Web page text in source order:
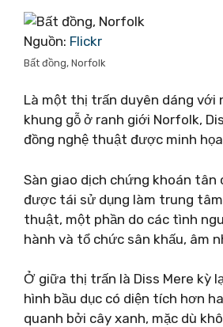
Nguồn: Flickr
Bất đồng, Norfolk
Là một thị trấn duyên dáng với
khung gỗ ở ranh giới Norfolk,
đồng nghệ thuật được minh
Sàn giao dịch chứng khoán tân
được tái sử dụng làm trung
thuật, một phần do các tình
hành và tổ chức sân khấu, âm
Ở giữa thị trấn là Diss Mere kỳ
hình bầu dục có diện tích hơn
quanh bởi cây xanh, mặc dù